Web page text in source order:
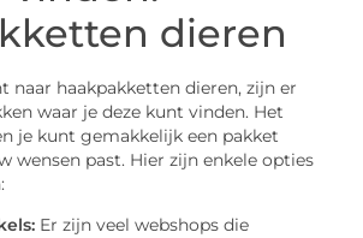
dieren
naar haakpakketten dieren, zijn er
waar je deze kunt vinden. Het
je kunt gemakkelijk een pakket
wensen past. Hier zijn enkele opties
Er zijn veel webshops die